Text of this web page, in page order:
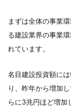
まずは全体の事業
る建設業界の事業
れています。
名目建設投資額に
り、昨年から増加
らに3兆円ほど増加